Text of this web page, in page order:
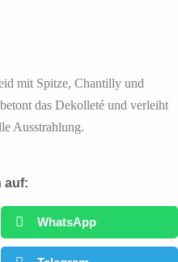
mit Spitze, Chantilly und
das Dekolleté und verleiht
Ausstrahlung.
auf:
WhatsApp